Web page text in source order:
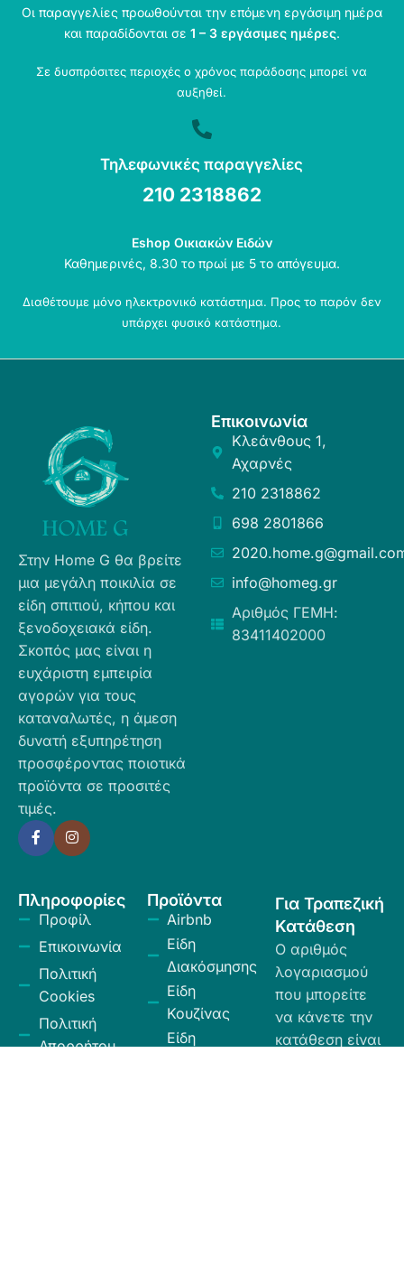
Οι παραγγελίες προωθούνται την επόμενη εργάσιμη ημέρα
και παραδίδονται σε 1 – 3 εργάσιμες ημέρες.
Σε δυσπρόσιτες περιοχές ο χρόνος παράδοσης μπορεί να
αυξηθεί.
Τηλεφωνικές παραγγελίες
210 2318862
Eshop Οικιακών Ειδών
Καθημερινές, 8.30 το πρωί με 5 το απόγευμα.
Διαθέτουμε μόνο ηλεκτρονικό κατάστημα. Προς το παρόν δεν
υπάρχει φυσικό κατάστημα.
Στην Home G θα βρείτε
μια μεγάλη ποικιλία σε
είδη σπιτιού, κήπου και
ξενοδοχειακά είδη.
Σκοπός μας είναι η
ευχάριστη εμπειρία
αγορών για τους
καταναλωτές, η άμεση
δυνατή εξυπηρέτηση
προσφέροντας ποιοτικά
προϊόντα σε προσιτές
τιμές.
Επικοινωνία
Κλεάνθους 1,
Αχαρνές
210 2318862
698 2801866
info@homeg.gr
Αριθμός ΓΕΜΗ:
83411402000
Πληροφορίες
Προφίλ
Επικοινωνία
Πολιτική
Cookies
Πολιτική
Απορρήτου
Προϊόντα
Airbnb
Είδη
Διακόσμησης
Είδη
Κουζίνας
Είδη
Για Τραπεζική
Κατάθεση
Ο αριθμός
λογαριασμού
που μπορείτε
να κάνετε την
κατάθεση είναι